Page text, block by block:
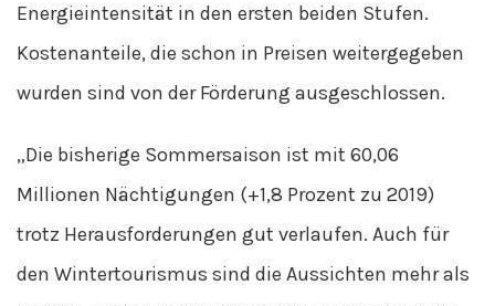
Energieintensität in den ersten beiden Stufen.
Kostenanteile, die schon in Preisen weitergegeben
wurden sind von der Förderung ausgeschlossen.
„Die bisherige Sommersaison ist mit 60,06
Millionen Nächtigungen (+1,8 Prozent zu 2019)
trotz Herausforderungen gut verlaufen. Auch für
den Wintertourismus sind die Aussichten mehr als